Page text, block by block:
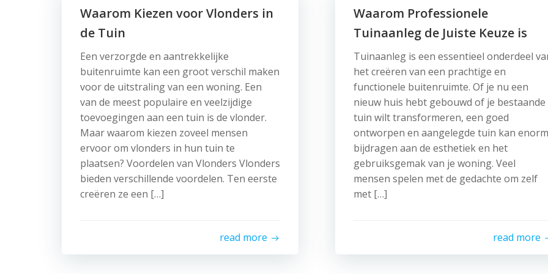
Waarom Kiezen voor Vlonders in
de Tuin
Een verzorgde en aantrekkelijke
buitenruimte kan een groot verschil maken
voor de uitstraling van een woning. Een
van de meest populaire en veelzijdige
toevoegingen aan een tuin is de vlonder.
Maar waarom kiezen zoveel mensen
ervoor om vlonders in hun tuin te
plaatsen? Voordelen van Vlonders Vlonders
bieden verschillende voordelen. Ten eerste
creëren ze een […]
read more
Waarom Professionele
Tuinaanleg de Juiste Keuze is
Tuinaanleg is een essentieel onderdeel
het creëren van een prachtige en
functionele buitenruimte. Of je nu een
nieuw huis hebt gebouwd of je bestaande
tuin wilt transformeren, een goed
ontworpen en aangelegde tuin kan enorm
bijdragen aan de esthetiek en het
gebruiksgemak van je woning. Veel
mensen spelen met de gedachte om zelf
met […]
read more